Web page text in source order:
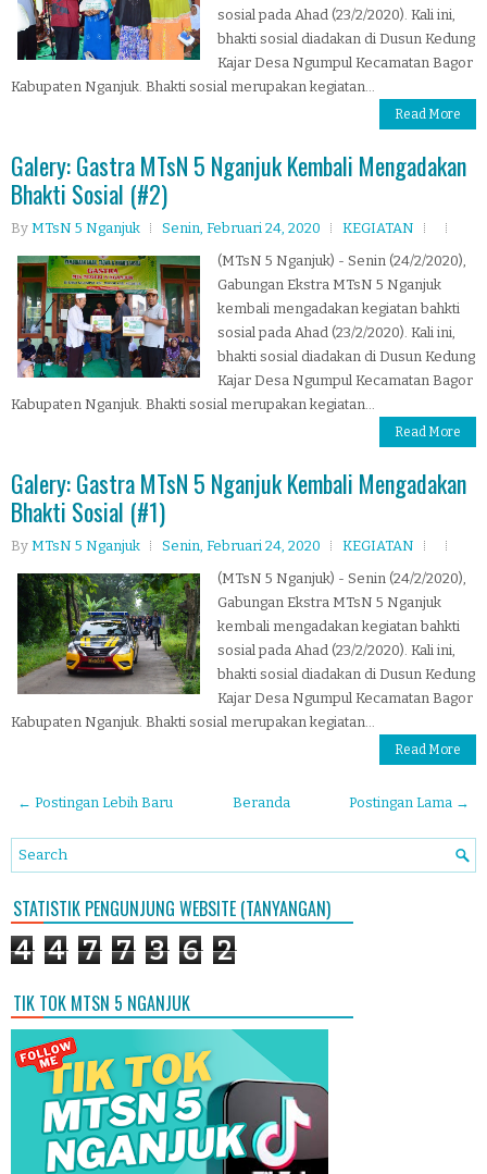
sosial pada Ahad (23/2/2020). Kali ini,
bhakti sosial diadakan di Dusun Kedung
Kajar Desa Ngumpul Kecamatan Bagor
Kabupaten Nganjuk. Bhakti sosial merupakan kegiatan...
Read More
Galery: Gastra MTsN 5 Nganjuk Kembali Mengadakan
Bhakti Sosial (#2)
By MTsN 5 Nganjuk Senin, Februari 24, 2020
KEGIATAN
(MTsN 5 Nganjuk) - Senin (24/2/2020),
Gabungan Ekstra MTsN 5 Nganjuk
kembali mengadakan kegiatan bahkti
sosial pada Ahad (23/2/2020). Kali ini,
bhakti sosial diadakan di Dusun Kedung
Kajar Desa Ngumpul Kecamatan Bagor
Kabupaten Nganjuk. Bhakti sosial merupakan kegiatan...
Read More
Galery: Gastra MTsN 5 Nganjuk Kembali Mengadakan
Bhakti Sosial (#1)
By MTsN 5 Nganjuk Senin, Februari 24, 2020
KEGIATAN
(MTsN 5 Nganjuk) - Senin (24/2/2020),
Gabungan Ekstra MTsN 5 Nganjuk
kembali mengadakan kegiatan bahkti
sosial pada Ahad (23/2/2020). Kali ini,
bhakti sosial diadakan di Dusun Kedung
Kajar Desa Ngumpul Kecamatan Bagor
Kabupaten Nganjuk. Bhakti sosial merupakan kegiatan...
Read More
← Postingan Lebih Baru Postingan Lama →
Beranda
STATISTIK PENGUNJUNG WEBSITE (TANYANGAN)
4 4 7 7 3 6 2
TIK TOK MTSN 5 NGANJUK